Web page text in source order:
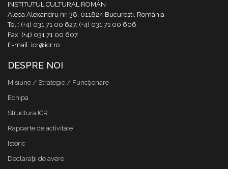
INSTITUTUL CULTURAL ROMÂN
Aleea Alexandru nr. 38, 011824 București, România
Tel.: (+4) 031 71 00 627, (+4) 031 71 00 606
Fax: (+4) 031 71 00 607
E-mail: icr@icr.ro
DESPRE NOI
Misiune / Strategie / Funcţionare
Echipa
Structura ICR
Rapoarte de activitate
Istoric
Declaraţii de avere